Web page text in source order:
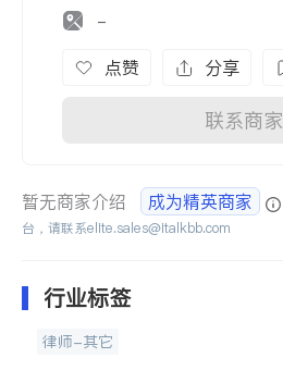
-
点赞 分享
联系商家
暂无商家介绍 成为精英商家
台，请联系elite.sales@italkbb.com
行业标签
律师-其它